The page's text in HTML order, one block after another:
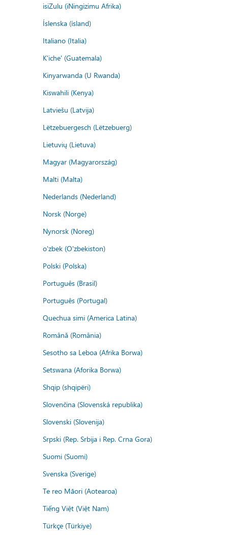
isiZulu (iNingizimu Afrika)
Íslenska (ísland)
Italiano (Italia)
K'iche' (Guatemala)
Kinyarwanda (U Rwanda)
Kiswahili (Kenya)
Latviešu (Latvija)
Lëtzebuergesch (Lëtzebuerg)
Lietuvių (Lietuva)
Magyar (Magyarország)
Malti (Malta)
Nederlands (Nederland)
Norsk (Norge)
Nynorsk (Noreg)
o'zbek (O'zbekiston)
Polski (Polska)
Português (Brasil)
Português (Portugal)
Quechua simi (America Latina)
Română (România)
Sesotho sa Leboa (Afrika Borwa)
Setswana (Aforika Borwa)
Shqip (shqipëri)
Slovenčina (Slovenská republika)
Slovenski (Slovenija)
Srpski (Rep. Srbija i Rep. Crna Gora)
Suomi (Suomi)
Svenska (Sverige)
Te reo Māori (Aotearoa)
Tiếng Việt (Việt Nam)
Türkçe (Türkiye)